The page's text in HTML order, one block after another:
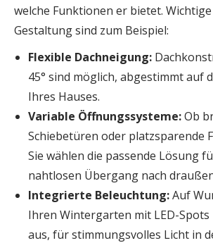
welche Funktionen er bietet.
Gestaltung sind zum Beispiel:
Flexible Dachneigung:
45° sind möglich, abgestimmt auf
Ihres Hauses.
Variable Öffnungssysteme:Ob
Schiebetüren oder platzsparende
Sie wählen die passende Lösung
nahtlosen Übergang nach
Integrierte Beleuchtung:Auf
Ihren Wintergarten mit LED-Spots
aus, für stimmungsvolles Licht in